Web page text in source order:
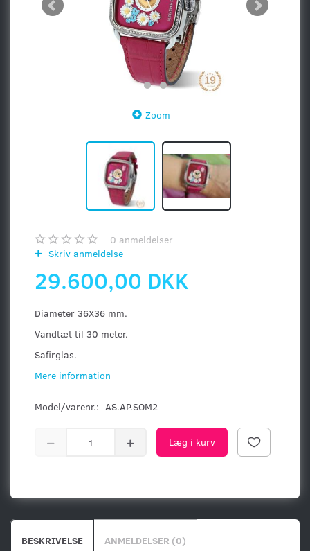
Zoom
0 anmeldelser
Skriv anmeldelse
29.600,00 DKK
Diameter 36X36 mm.
Vandtæt til 30 meter.
Safirglas.
Mere information
Model/varenr.: AS.AP.SOM2
Læg i kurv
BESKRIVELSE ANMELDELSER (0)